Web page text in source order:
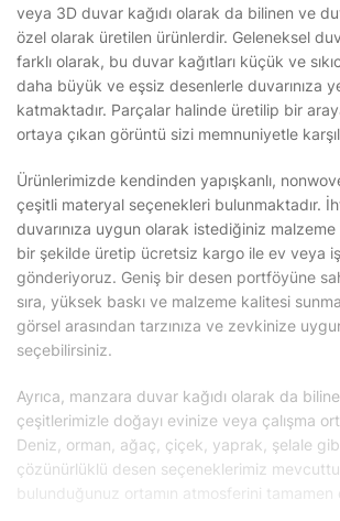
veya 3D duvar kağıdı olarak da bilinen ve
özel olarak üretilen ürünlerdir. Geleneksel
farklı olarak, bu duvar kağıtları küçük ve
daha büyük ve eşsiz desenlerle duvarınıza
katmaktadır. Parçalar halinde üretilip bir
ortaya çıkan görüntü sizi memnuniyetle
Ürünlerimizde kendinden yapışkanlı,
çeşitli materyal seçenekleri bulunmaktadır.
duvarınıza uygun olarak istediğiniz malzeme
bir şekilde üretip ücretsiz kargo ile ev veya
gönderiyoruz. Geniş bir desen portföyüne
sıra, yüksek baskı ve malzeme kalitesi
görsel arasından tarzınıza ve zevkinize
seçebilirsiniz.
Ayrıca, manzara duvar kağıdı olarak da
çeşitlerimizle doğayı evinize veya çalışma
Deniz, orman, ağaç, çiçek, yaprak, şelale
çözünürlüklü desen seçeneklerimiz
bulunduğunuz ortamın atmosferini tamamen